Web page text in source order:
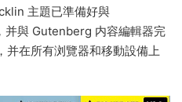
主題已準備好與
并與 Gutenberg 内容編輯器完
并在所有浏覽器和移動設備上